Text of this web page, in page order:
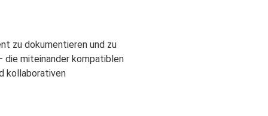
zu dokumentieren und zu
die miteinander kompatiblen
kollaborativen